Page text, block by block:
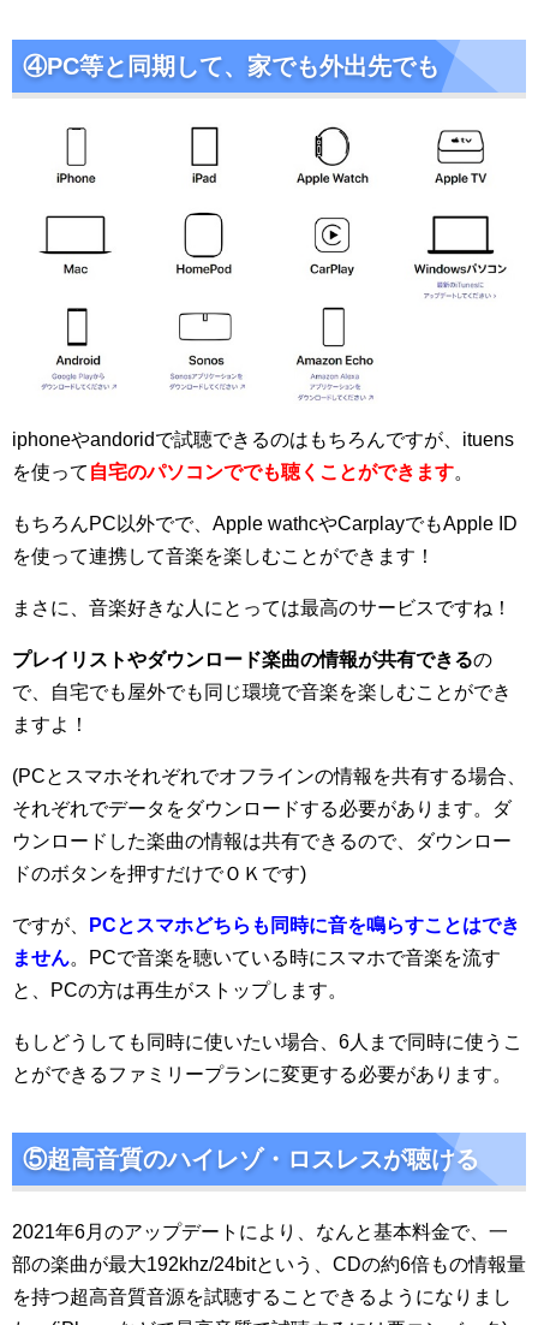
④PC等と同期して、家でも外出先でも
iphoneやandoridで試聴できるのはもちろんですが、ituens
を使って 自宅のパソコンででも聴くことができます。
もちろんPC以外でで、Apple wathcやCarplayでもApple ID
を使って連携して音楽を楽しむことができます！
まさに、音楽好きな人にとっては最高のサービスですね！
プレイリストやダウンロード楽曲の情報が共有できるの
で、自宅でも屋外でも同じ環境で音楽を楽しむことができ
ますよ！
(PCとスマホそれぞれでオフラインの情報を共有する場合、
それぞれでデータをダウンロードする必要があります。ダ
ウンロードした楽曲の情報は共有できるので、ダウンロー
ドのボタンを押すだけでＯＫです)
ですが、
PCとスマホどちらも同時に音を鳴らすことはでき
ません。PCで音楽を聴いている時にスマホで音楽を流す
と、PCの方は再生がストップします。
もしどうしても同時に使いたい場合、6人まで同時に使うこ
とができるファミリープランに変更する必要があります。
⑤超高音質のハイレゾ・ロスレスが聴ける
2021年6月のアップデートにより、なんと基本料金で、一
部の楽曲が最大192khz/24bitという、CDの約6倍もの情報量
を持つ超高音質音源を試聴することできるようになりまし